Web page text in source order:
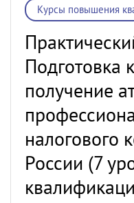
Курсы повышения
Подготовка
получение
налогового
России (7